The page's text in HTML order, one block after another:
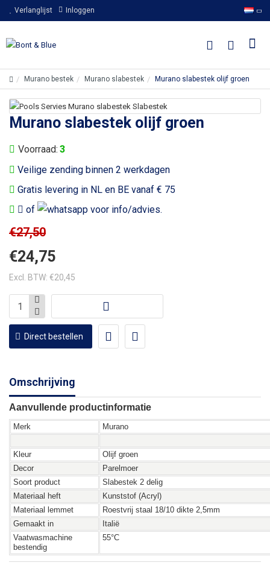
Verlanglijst Inloggen
Murano bestek Murano slabestek Murano slabestek olijf groen
Murano slabestek olijf groen
Veilige zending binnen 2 werkdagen
Gratis levering in NL en BE vanaf € 75
of
voor info/advies.
Voorraad: 3
€24,75
€27,50
Excl. BTW: €20,45
Direct bestellen
Omschrijving
Aanvullende productinformatie
Merk Murano
Kleur
Olijf groen
Decor
Parelmoer
Soort product
Slabestek 2 delig
Materiaal heft
Kunststof (Acryl)
Materiaal lemmet
Roestvrij staal 18/10 dikte 2,5mm
Gemaakt in
Italië
Vaatwasmachine
bestendig
55°C